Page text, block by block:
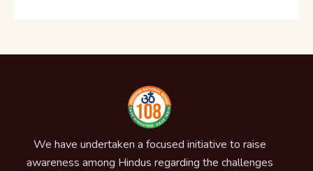
We have undertaken a focused initiative to raise
awareness among Hindus regarding the challenges